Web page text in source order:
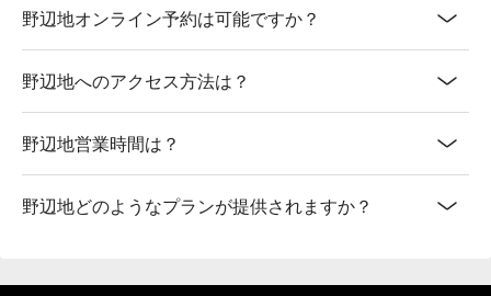
野辺地オンライン予約は可能ですか？
野辺地へのアクセス方法は？
野辺地営業時間は？
野辺地どのようなプランが提供されますか？